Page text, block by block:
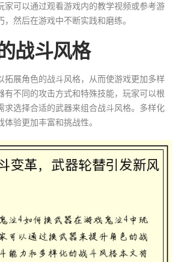
家可以通过观看游戏内的教学视频或参考游
然后在游戏中不断实践和磨练。
战斗风格
拓展角色的战斗风格，从而使游戏更加多样
有不同的攻击方式和特殊技能，玩家可以根
求选择合适的武器来组合战斗风格。多样化
验更加丰富和挑战性。